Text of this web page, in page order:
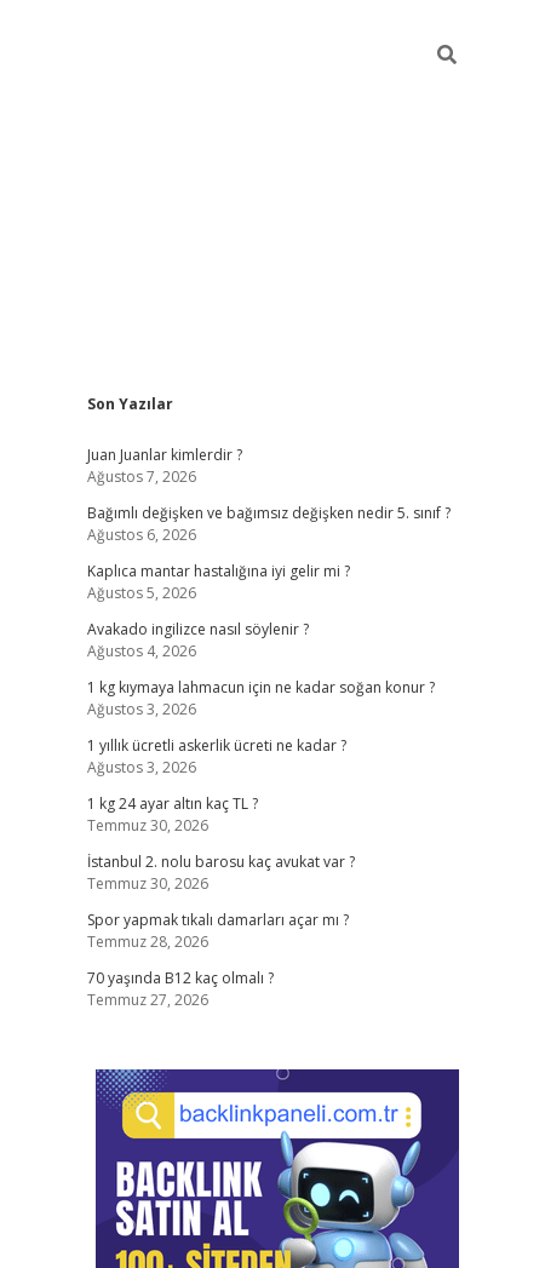
Sidebar
Son Yazılar
Juan Juanlar kimlerdir ?
Ağustos 7, 2026
Bağımlı değişken ve bağımsız değişken nedir 5. sınıf ?
Ağustos 6, 2026
Kaplıca mantar hastalığına iyi gelir mi ?
Ağustos 5, 2026
Avakado ingilizce nasıl söylenir ?
Ağustos 4, 2026
1 kg kıymaya lahmacun için ne kadar soğan konur ?
Ağustos 3, 2026
1 yıllık ücretli askerlik ücreti ne kadar ?
Ağustos 3, 2026
1 kg 24 ayar altın kaç TL ?
Temmuz 30, 2026
İstanbul 2. nolu barosu kaç avukat var ?
Temmuz 30, 2026
Spor yapmak tıkalı damarları açar mı ?
Temmuz 28, 2026
70 yaşında B12 kaç olmalı ?
Temmuz 27, 2026